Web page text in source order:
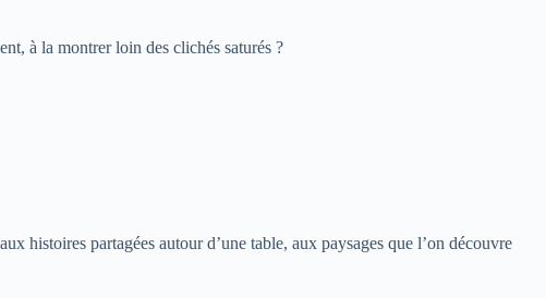
à la montrer loin des clichés saturés ?
histoires partagées autour d’une table, aux paysages que l’on découvre